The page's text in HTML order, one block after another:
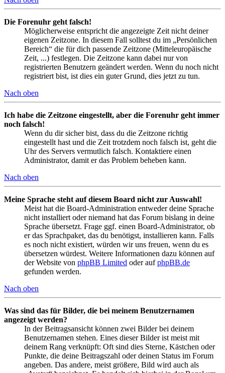
Die Forenuhr geht falsch!
Möglicherweise entspricht die angezeigte Zeit nicht deiner
eigenen Zeitzone. In diesem Fall solltest du im „Persönlichen
Bereich“ die für dich passende Zeitzone (Mitteleuropäische
Zeit, ...) festlegen. Die Zeitzone kann dabei nur von
registrierten Benutzern geändert werden. Wenn du noch nicht
registriert bist, ist dies ein guter Grund, dies jetzt zu tun.
Nach oben
Ich habe die Zeitzone eingestellt, aber die Forenuhr geht immer
noch falsch!
Wenn du dir sicher bist, dass du die Zeitzone richtig
eingestellt hast und die Zeit trotzdem noch falsch ist, geht die
Uhr des Servers vermutlich falsch. Kontaktiere einen
Administrator, damit er das Problem beheben kann.
Nach oben
Meine Sprache steht auf diesem Board nicht zur Auswahl!
Meist hat die Board-Administration entweder deine Sprache
nicht installiert oder niemand hat das Forum bislang in deine
Sprache übersetzt. Frage ggf. einen Board-Administrator, ob
er das Sprachpaket, das du benötigst, installieren kann. Falls
es noch nicht existiert, würden wir uns freuen, wenn du es
übersetzen würdest. Weitere Informationen dazu können auf
der Website von phpBB Limited oder aufphpBB.de
gefunden werden.
Nach oben
Was sind das für Bilder, die bei meinem Benutzernamen
angezeigt werden?
In der Beitragsansicht können zwei Bilder bei deinem
Benutzernamen stehen. Eines dieser Bilder ist meist mit
deinem Rang verknüpft: Oft sind dies Sterne, Kästchen oder
Punkte, die deine Beitragszahl oder deinen Status im Forum
angeben. Das andere, meist größere, Bild wird auch als